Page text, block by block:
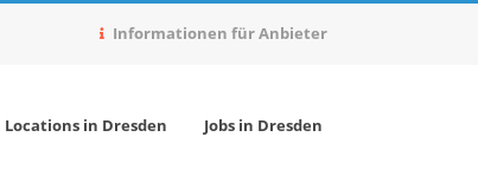
Informationen für Anbieter
Locations in Dresden Jobs in Dresden